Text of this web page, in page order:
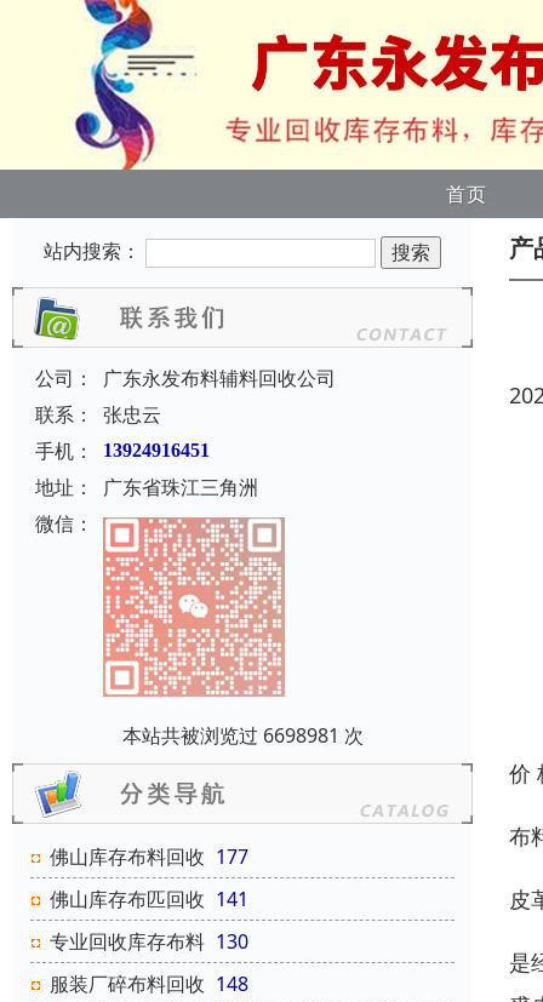
首页
站内搜索：
公司：
广东永发布料辅料回收公司
联系：
张忠云
手机：
13924916451
地址：
广东省珠江三角洲
微信：
本站共被浏览过 6698981 次
佛山库存布料回收 177
佛山库存布匹回收 141
专业回收库存布料 130
服装厂碎布料回收 148
产
价
布
皮
是